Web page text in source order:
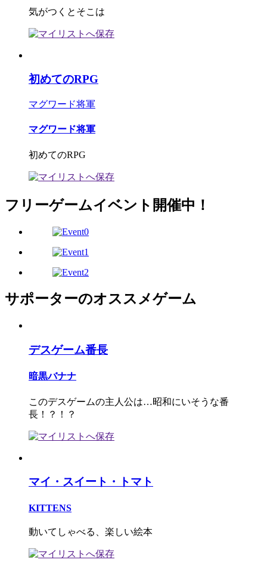
気がつくとそこは
初めてのRPG
マグワード将軍
マグワード将軍
初めてのRPG
フリーゲームイベント開催中！
サポーターのオススメゲーム
デスゲーム番長
暗黒バナナ
このデスゲームの主人公は…昭和にいそうな番
長！？！？
マイ・スイート・トマト
KITTENS
動いてしゃべる、楽しい絵本